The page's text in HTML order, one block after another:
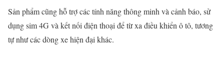
Sản phẩm cũng hỗ trợ các tính năng thông minh và cảnh báo, sử
dụng sim 4G và kết nối điện thoại để từ xa điều khiển ô tô, tương
tự như các dòng xe hiện đại khác.